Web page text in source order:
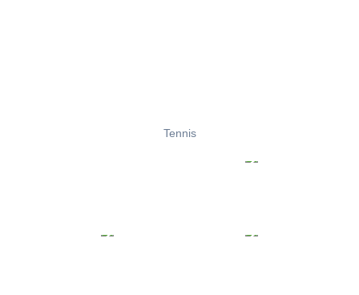
Tennis